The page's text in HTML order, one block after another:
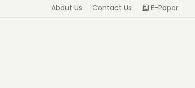
About Us Contact Us E-Paper